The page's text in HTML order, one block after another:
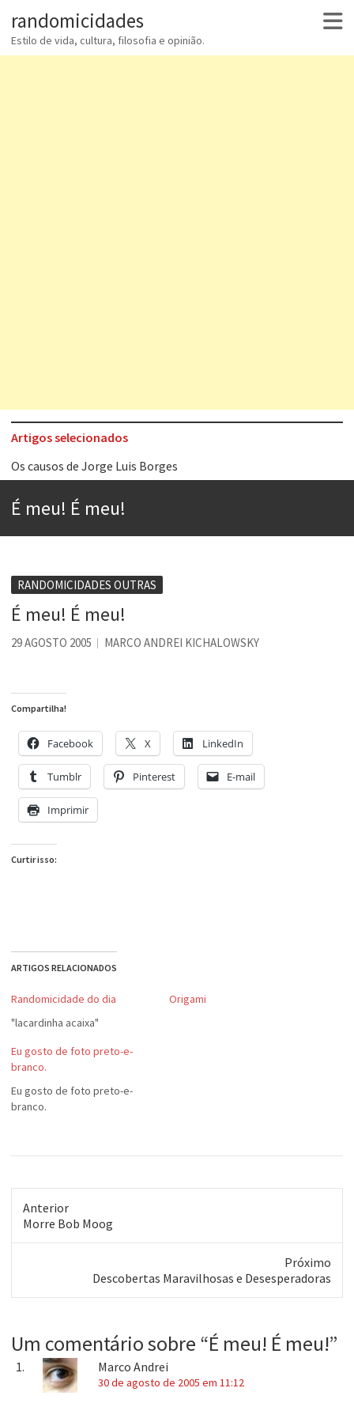
randomicidades
Estilo de vida, cultura, filosofia e opinião.
Artigos selecionados
Os causos de Jorge Luis Borges
Voto obrigatório é correto?
A construção da urbanidade
Aprender a fracassar é o segredo do sucesso
Contardo Calligaris prega o “direito à tristeza”
É meu! É meu!
RANDOMICIDADES OUTRAS
É meu! É meu!
29 AGOSTO 2005 MARCO ANDREI KICHALOWSKY
Compartilha!
Facebook X LinkedIn
Tumblr Pinterest E-mail
Imprimir
Curtir isso:
ARTIGOS RELACIONADOS
Randomicidade do dia
"lacardinha acaixa"
Origami
Eu gosto de foto preto-e-
branco.
Eu gosto de foto preto-e-
branco.
Anterior
Post
anterior:
Morre Bob Moog
Próximo
post:
Descobertas Maravilhosas e Desesperadoras
Um comentário sobre “É meu! É meu!”
Marco Andrei
30 de agosto de 2005 em 11:12